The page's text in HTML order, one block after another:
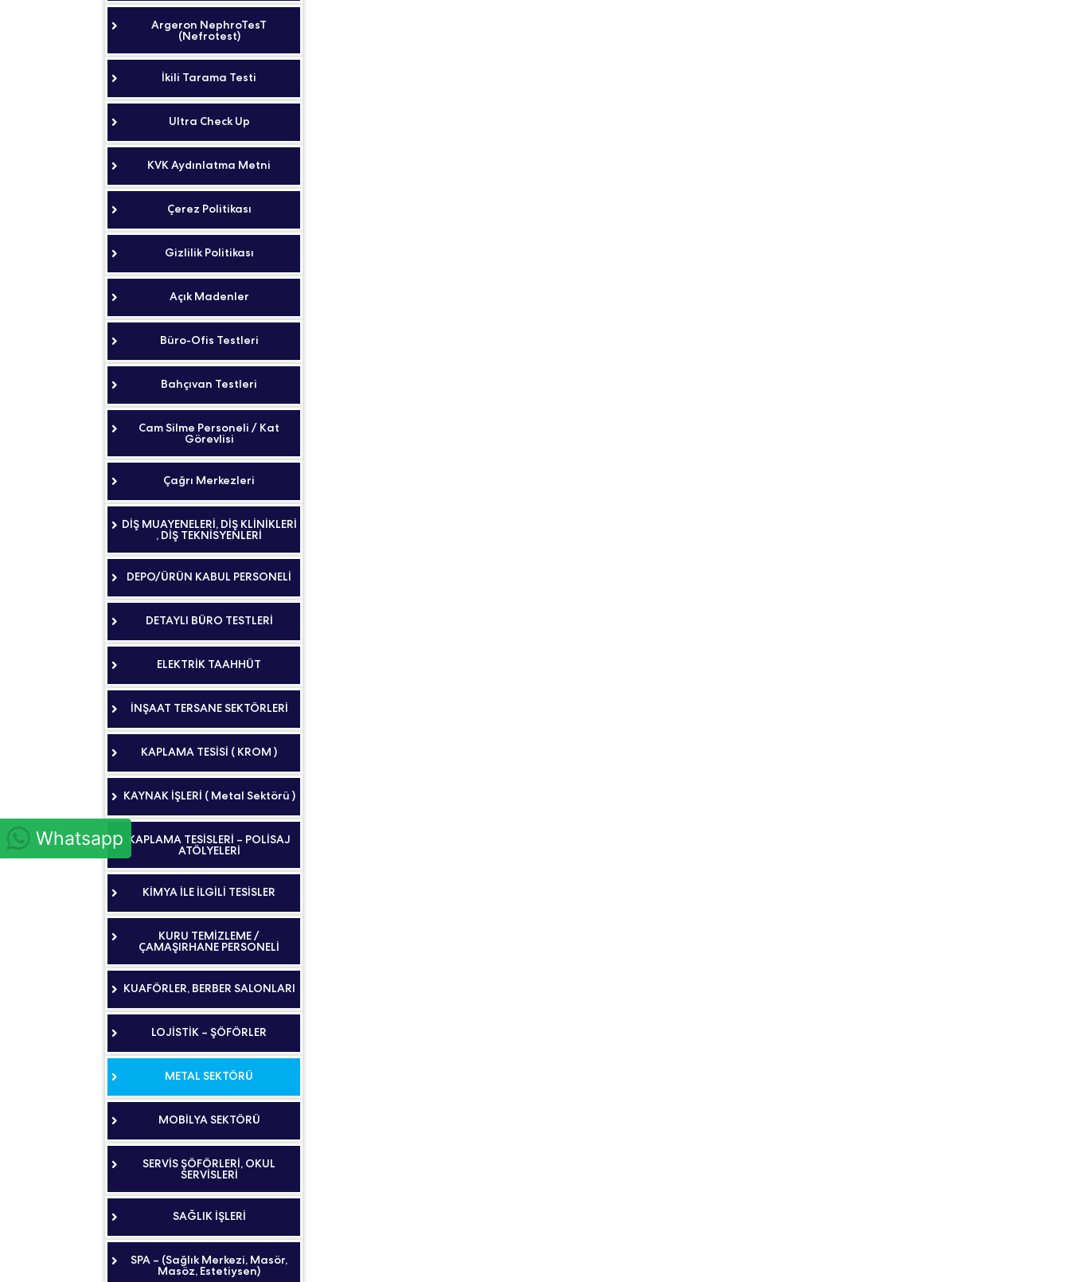
Whatsapp
Argeron NephroTesT
(Nefrotest)
İkili Tarama Testi
Ultra Check Up
KVK Aydınlatma Metni
Çerez Politikası
Gizlilik Politikası
Açık Madenler
Büro-Ofis Testleri
Bahçıvan Testleri
Cam Silme Personeli / Kat
Görevlisi
Çağrı Merkezleri
DİŞ MUAYENELERİ, DİŞ KLİNİKLERİ
, DİŞ TEKNİSYENLERİ
DEPO/ÜRÜN KABUL PERSONELİ
DETAYLI BÜRO TESTLERİ
ELEKTRİK TAAHHÜT
İNŞAAT TERSANE SEKTÖRLERİ
KAPLAMA TESİSİ ( KROM )
KAYNAK İŞLERİ ( Metal Sektörü )
KAPLAMA TESİSLERİ – POLİSAJ
ATÖLYELERİ
KİMYA İLE İLGİLİ TESİSLER
KURU TEMİZLEME /
ÇAMAŞIRHANE PERSONELİ
KUAFÖRLER, BERBER SALONLARI
LOJİSTİK – ŞÖFÖRLER
METAL SEKTÖRÜ
MOBİLYA SEKTÖRÜ
SERVİS ŞÖFÖRLERİ, OKUL
SERVİSLERİ
SAĞLIK İŞLERİ
SPA – (Sağlık Merkezi, Masör,
Masöz, Estetiysen)